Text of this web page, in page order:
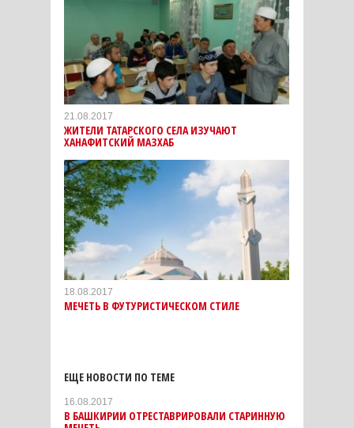
21.08.2017
ЖИТЕЛИ ТАТАРСКОГО СЕЛА ИЗУЧАЮТ
ХАНАФИТСКИЙ МАЗХАБ
18.08.2017
МЕЧЕТЬ В ФУТУРИСТИЧЕСКОМ СТИЛЕ
ЕЩЕ НОВОСТИ ПО ТЕМЕ
16.08.2017
В БАШКИРИИ ОТРЕСТАВРИРОВАЛИ СТАРИННУЮ